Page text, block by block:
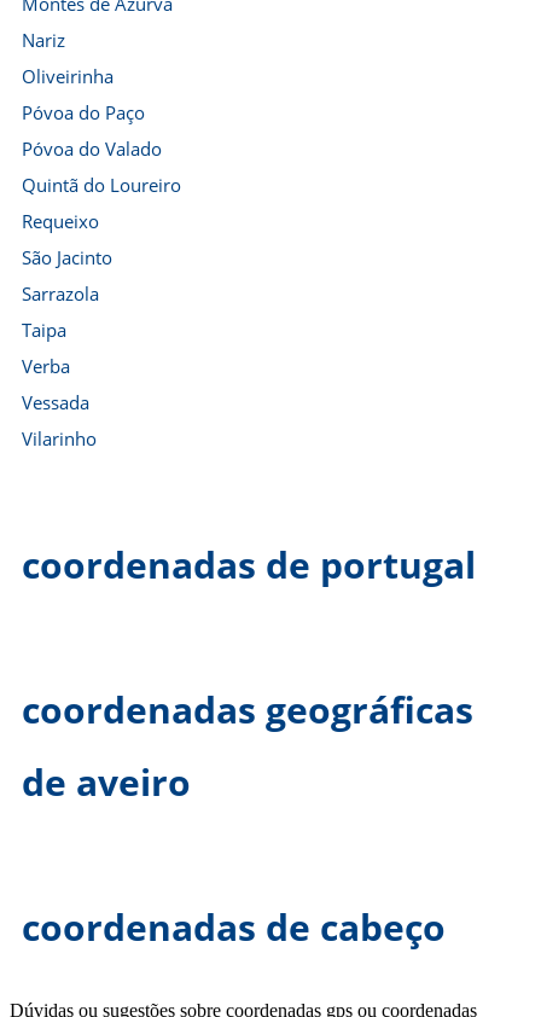
Nariz
Oliveirinha
Póvoa do Paço
Póvoa do Valado
Quintã do Loureiro
Requeixo
São Jacinto
Sarrazola
Taipa
Verba
Vessada
Vilarinho
coordenadas de portugal
coordenadas geográficas
de aveiro
coordenadas de cabeço
Dúvidas ou sugestões sobre coordenadas gps ou coordenadas